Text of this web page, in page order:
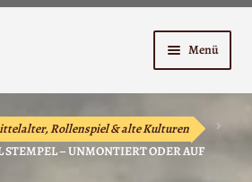
Menü
Rollenspiel & alte Kulturen
– UNMONTIERT ODER AUF